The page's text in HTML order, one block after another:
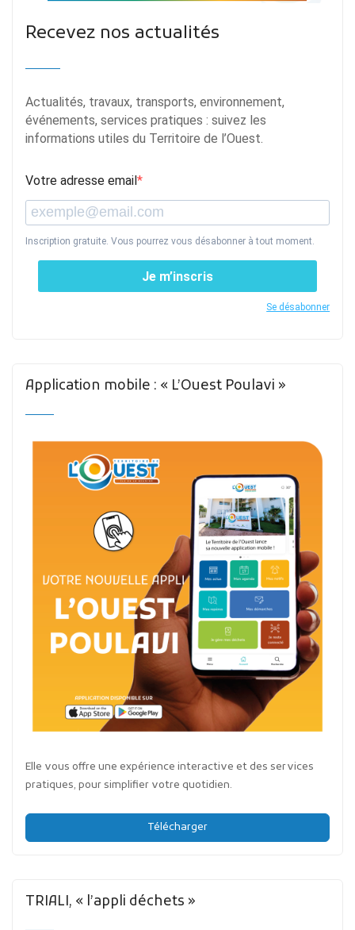
Recevez nos actualités
Actualités, travaux, transports, environnement,
événements, services pratiques : suivez les
informations utiles du Territoire de l’Ouest.
Votre adresse email
Inscription gratuite. Vous pourrez vous désabonner à tout moment.
Je m’inscris
Se désabonner
Application mobile : « L’Ouest Poulavi »
Elle vous offre une expérience interactive et des services
pratiques, pour simplifier votre quotidien.
Télécharger
TRIALI, « l’appli déchets »